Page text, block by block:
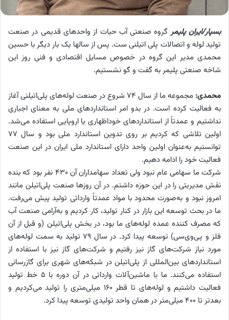
بسپار/ایران پلیمر گروه صنعتی آب حیات از واحدهای قدیمی در صنعت
تولید لوله و اتصالات پلی اتیلنی ست. پس از سالها یک بار دیگر با حسین
محمدی مدیر این گروه در خصوص مسایل اقتصادی و فنی روز این
شاخه صنعتی پلیمر به گفت و گو نشستیم.
محمدی:
مجموعه ما از سال ۷۴ شروع در صنعت لوله‌های پلی‌اتیلنی آغاز
به فعالیت کرده است. در بدو امر استانداردهای ملی به معنای اجباری
نداشتیم و عمدتاً از استانداردهای خوداظهاری یا اروپایی استفاده می‌شد.
اولین تلاشی که کردیم بر روی تدوین استاندارد ملی بود و سال ۷۷
توانستیم به‌عنوان اولین واحد دارای استاندارد ملی ایران در این صنعت
فعالیت خود را ادامه دهیم.
شرکت ما سهامی عام نبود ولی تعداد سهامداران آن ۴۳۰ نفر بود که بنده
نقش مدیریتی را در این حوزه داشتم. در آن روزها صنعت پلی‌اتیلن مانند
امروز نبود و به‌صورت محدود با مواد عمدتاً وارداتی تولید پیش می‌رفت.
ما در بحث توسعه این بازار در کنار تولید، کار کردیم و به‌آرامی صنعت آب
که مصرف کننده عمده لوله‌های ما بود، در بخش پلی‌اتیلن (و قبل از آن
فلز و پی‌وی‌سی) توسعه پیدا کرد. در سال ۷۹ تولید به سمت لوله‌های
مورد نیاز شرکت‌های گاز نیز رفتیم و شرکت‌های گاز نیز با استفاده از
استانداردهای بین‌المللی از پلی‌اتیلن در شبکه‌های شهری برای گازرسانی
استفاده می‌کنند. ما با ماشین‌آلات وارداتی در آن دوره با ۵ خط تولید
فعالیت داشتیم و لوله‌های تا قطر ۱۶۰ میلی‌متری را تولید می‌کردیم و
بعدتر تا ۴۰۰ میلی‌متر در همان واحد تولیدی توسعه پیدا کرد.